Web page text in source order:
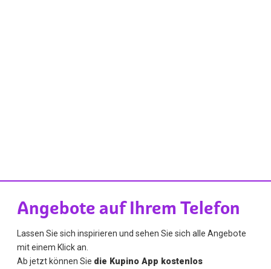
Angebote auf Ihrem Telefon
Lassen Sie sich inspirieren und sehen Sie sich alle Angebote
mit einem Klick an.
Ab jetzt können Sie die Kupino App kostenlos